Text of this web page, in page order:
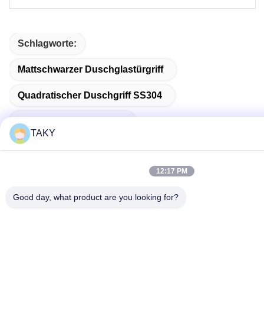
Schlagworte:
Mattschwarzer Duschglastürgriff
Quadratischer Duschgriff SS304
SS304 Duschglastürgriff
Schnellkontakt
TAKY
12:17 PM
Good day, what product are you looking for?